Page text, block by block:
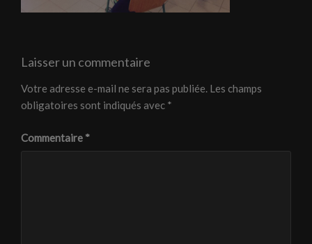
Laisser un commentaire
Votre adresse e-mail ne sera pas publiée. Les champs
obligatoires sont indiqués avec *
Commentaire *